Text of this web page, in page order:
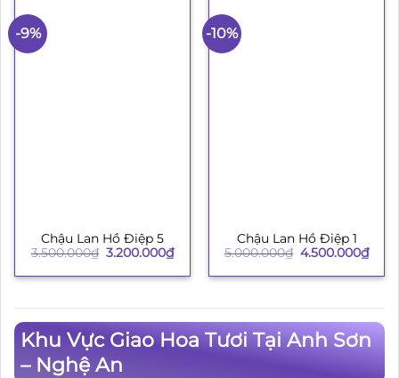
-9%
Chậu Lan Hồ Điệp 5
3.500.000₫ Giá
là:
3.200.000₫Giá
hiện
tại
-10%
Chậu Lan Hồ Điệp 1
5.000.000₫ Giá
là:
4.500.000₫Giá
hiện
tại
Khu Vực Giao Hoa Tươi Tại Anh Sơn
– Nghệ An